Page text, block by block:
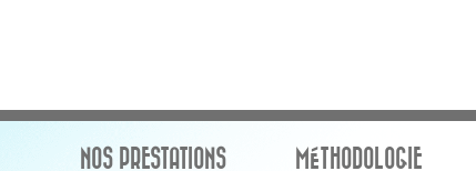
NOS PRESTATIONS MÉTHODOLOGIE